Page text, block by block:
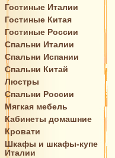
Гостиные Италии
Гостиные Китая
Гостиные России
Спальни Италии
Спальни Испании
Спальни Китай
Люстры
Спальни России
Мягкая мебель
Кабинеты домашние
Кровати
Шкафы и шкафы-купе
Италии